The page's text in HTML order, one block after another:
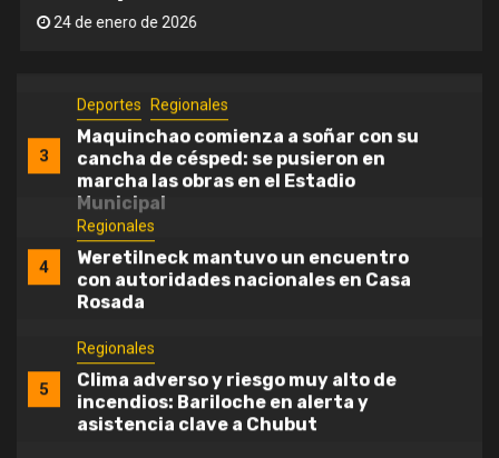
2
Viajaba sola en un colectivo, sufrió
una crisis y la acompañaron en su
3
Deportes Regionales
Maquinchao comienza a soñar con su
cancha de césped: se pusieron en
marcha las obras en el Estadio
Municipal
4
Regionales
Weretilneck mantuvo un encuentro
con autoridades nacionales en Casa
Rosada
5
Regionales
Clima adverso y riesgo muy alto de
incendios: Bariloche en alerta y
asistencia clave a Chubut
24 de enero de 2026